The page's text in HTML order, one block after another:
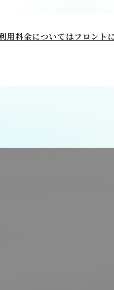
用料金についてはフロント